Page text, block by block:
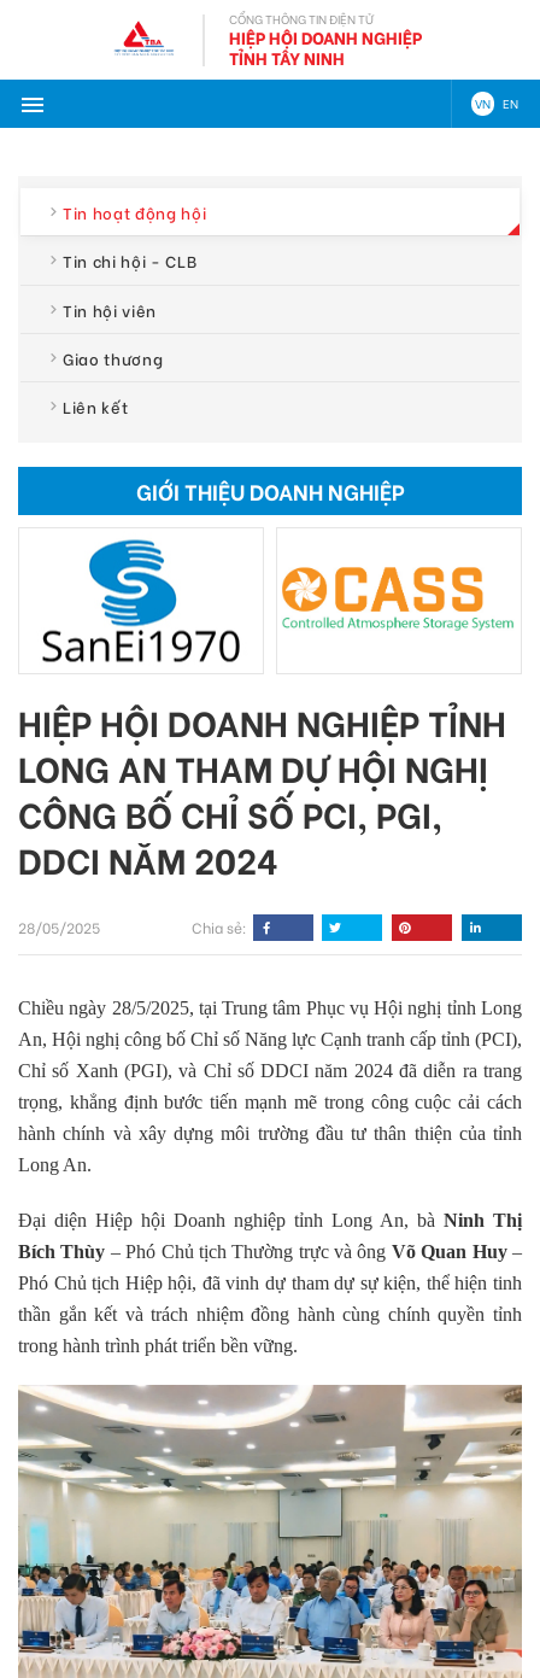
CỔNG THÔNG TIN ĐIỆN TỬ
HIỆP HỘI DOANH NGHIỆP
TỈNH TÂY NINH
VN EN
Tin hoạt động hội
Tin chi hội - CLB
Tin hội viên
Giao thương
Liên kết
GIỚI THIỆU DOANH NGHIỆP
HIỆP HỘI DOANH NGHIỆP TỈNH
LONG AN THAM DỰ HỘI NGHỊ
CÔNG BỐ CHỈ SỐ PCI, PGI,
DDCI NĂM 2024
28/05/2025 Chia sẻ:
Chiều ngày 28/5/2025, tại Trung tâm Phục vụ Hội nghị tỉnh Long
An, Hội nghị công bố Chỉ số Năng lực Cạnh tranh cấp tỉnh (PCI),
Chỉ số Xanh (PGI), và Chỉ số DDCI năm 2024 đã diễn ra trang
trọng, khẳng định bước tiến mạnh mẽ trong công cuộc cải cách
hành chính và xây dựng môi trường đầu tư thân thiện của tỉnh
Long An.
Đại diện Hiệp hội Doanh nghiệp tỉnh Long An, bà Ninh Thị
Bích Thùy – Phó Chủ tịch Thường trực và ông Võ Quan Huy–
Phó Chủ tịch Hiệp hội, đã vinh dự tham dự sự kiện, thể hiện tinh
thần gắn kết và trách nhiệm đồng hành cùng chính quyền tỉnh
trong hành trình phát triển bền vững.